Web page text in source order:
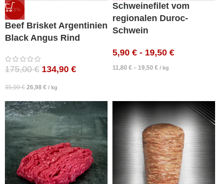
-23%
Beef Brisket Argentinien
Black Angus Rind
175,00€ 134,90 €
35,00€ 26,98 € / kg
Schweinefilet vom
regionalen Duroc-
Schwein
5,90 € - 19,50 €
11,80 € – 19,50 € / kg